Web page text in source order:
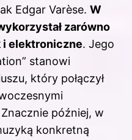
Edgar Varèse. W
zarówno
i elektroniczne. Jego
stanowi
który połączył
później, w
konkretną